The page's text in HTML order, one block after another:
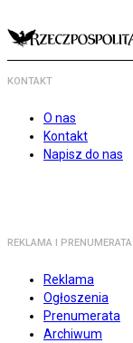
KONTAKT
O nas
Kontakt
Napisz do nas
REKLAMA I PRENUMERATA
Reklama
Ogłoszenia
Prenumerata
Archiwum